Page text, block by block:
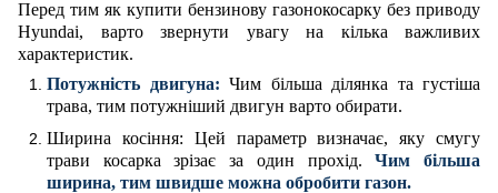
Перед тим як купити бензинову газонокосарку без приводу
Hyundai, варто звернути увагу на кілька важливих
характеристик.
Потужність двигуна: Чим більша ділянка та густіша
трава, тим потужніший двигун варто обирати.
Ширина косіння: Цей параметр визначає, яку смугу
трави косарка зрізає за один прохід.Чим більша
ширина, тим швидше можна обробити газон.